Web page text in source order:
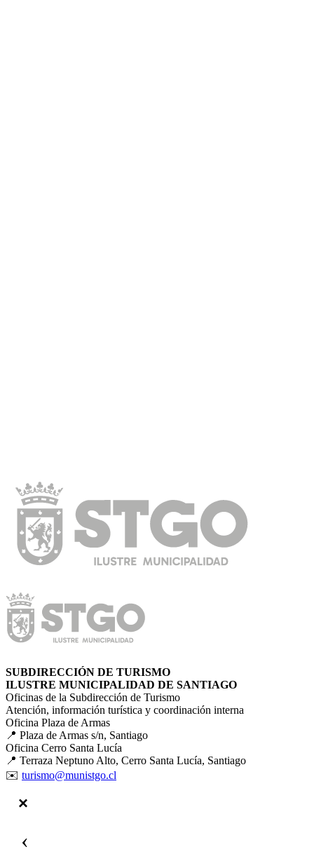
SUBDIRECCIÓN DE TURISMO
ILUSTRE MUNICIPALIDAD DE SANTIAGO
Oficinas de la Subdirección de Turismo
Atención, información turística y coordinación interna
Oficina Plaza de Armas
📍 Plaza de Armas s/n, Santiago
Oficina Cerro Santa Lucía
📍 Terraza Neptuno Alto, Cerro Santa Lucía, Santiago
✉️ turismo@munistgo.cl
‹